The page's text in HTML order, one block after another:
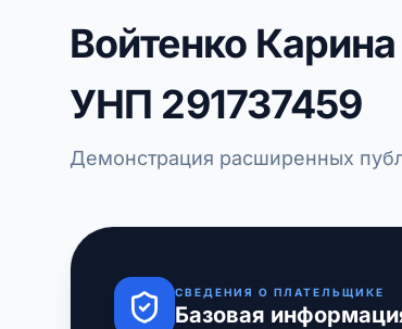
Войтенко
УНП 291737459
Демонстрация расширенных
СВЕДЕНИЯ О ПЛАТЕЛЬЩИКЕ
Базовая